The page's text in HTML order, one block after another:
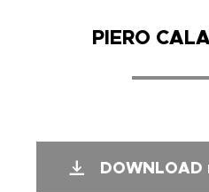
PIERO